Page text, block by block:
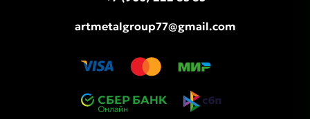
artmetalgroup77@gmail.com